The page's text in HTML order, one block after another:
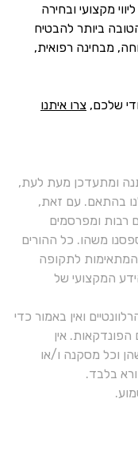
מקצועי ובחירה
ביותר להבטיח
מבחינה רפואית,
שלכם, צרו איתנו
ומתעדכן מעת לעת,
בהתאם. עם זאת,
רבות ומפרסמים
משהו. כל ההורים
המתאימות לתקופה
המקצועי של
ואין באמור כדי
הפונדקאות. אין
וכל מסקנה ו/או
בלבד.